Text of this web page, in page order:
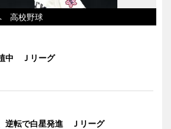
高校野球
中 Ｊリーグ
逆転で白星発進 Ｊリーグ